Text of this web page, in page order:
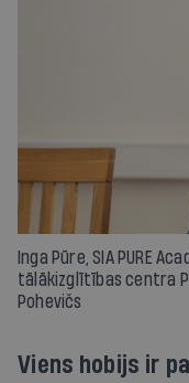
Inga Pūre, SIA PURE
tālākizglītības centra
Pohevičs
Viens hobijs ir